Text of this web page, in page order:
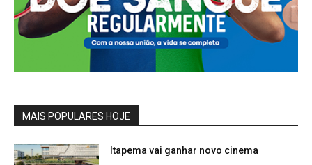
MAIS POPULARES HOJE
Itapema vai ganhar novo cinema